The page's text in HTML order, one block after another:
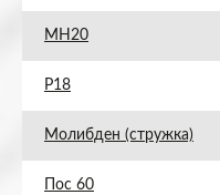
МН20
Р18
Молибден (стружка)
Пос 60